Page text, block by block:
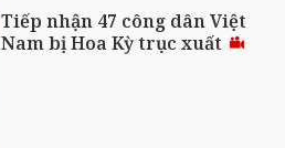
Tiếp nhận 47 công dân Việt
Nam bị Hoa Kỳ trục xuất